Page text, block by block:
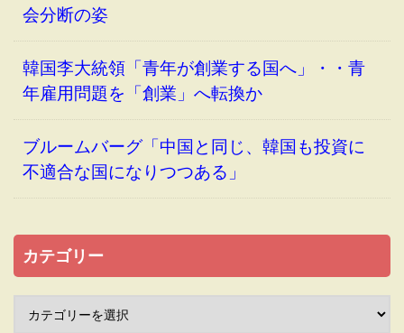
会分断の姿
韓国李大統領「青年が創業する国へ」・・青
年雇用問題を「創業」へ転換か
ブルームバーグ「中国と同じ、韓国も投資に
不適合な国になりつつある」
カテゴリー